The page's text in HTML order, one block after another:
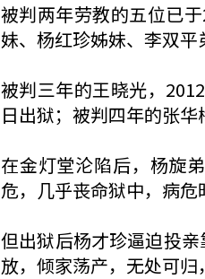
被判两年劳教的五位已
妹、杨红珍姊妹、李双平
被判三年的王晓光，
日出狱；被判四年的张华
在金灯堂沦陷后，杨旋
危，几乎丧命狱中，病危
但出狱后杨才珍逼迫投
放，倾家荡产，无处可归